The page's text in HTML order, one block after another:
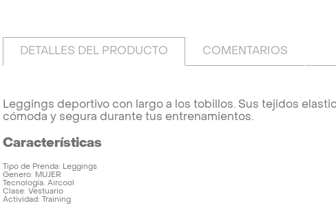
DETALLES DEL PRODUCTO COMENTARIOS
Leggings deportivo con largo a los tobillos. Sus tejidos
cómoda y segura durante tus entrenamientos.
Características
Tipo de Prenda Leggings
Genero MUJER
Tecnología Aircool
Clase Vestuario
Actividad Training